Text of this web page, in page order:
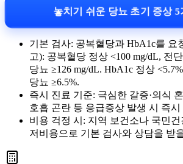
놓치기 쉬운 당뇨 초기 증상 5
기본 검사: 공복혈당과 HbA1c를 요
고): 공복혈당 정상 <100 mg/dL, 전
당뇨 ≥126 mg/dL. HbA1c 정상
당뇨 ≥6.5%.
즉시 진료 기준: 극심한 갈증·의식
호흡 곤란 등 응급증상 발생 시 즉시
비용 걱정 시: 지역 보건소나 국민
저비용으로 기본 검사와 상담을 받